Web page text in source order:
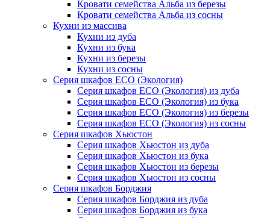
Кровати семейства Альба из березы
Кровати семейства Альба из сосны
Кухни из массива
Кухни из дуба
Кухни из бука
Кухни из березы
Кухни из сосны
Серия шкафов ECO (Экология)
Серия шкафов ECO (Экология) из дуба
Серия шкафов ECO (Экология) из бука
Серия шкафов ECO (Экология) из березы
Серия шкафов ECO (Экология) из сосны
Серия шкафов Хьюстон
Серия шкафов Хьюстон из дуба
Серия шкафов Хьюстон из бука
Серия шкафов Хьюстон из березы
Серия шкафов Хьюстон из сосны
Серия шкафов Борджия
Серия шкафов Борджия из дуба
Серия шкафов Борджия из бука